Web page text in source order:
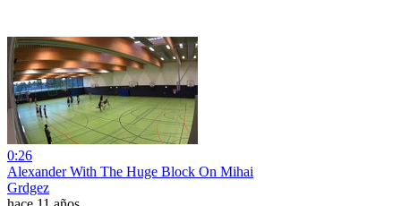
0:26
Alexander With The Huge Block On Mihai
Grdgez